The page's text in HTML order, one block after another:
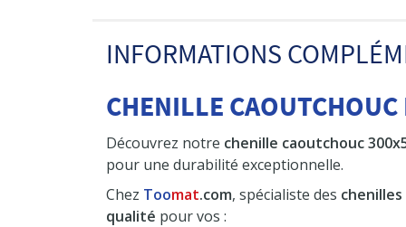
INFORMATIONS
CHENILLE
Découvrez notre chenille caoutchouc
pour une durabilité exceptionnelle.
Chez Toomat.com, spécialiste des
qualité pour vos :